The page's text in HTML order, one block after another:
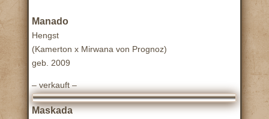
Manado
Hengst
(Kamerton x Mirwana von Prognoz)
geb. 2009
– verkauft –
Maskada